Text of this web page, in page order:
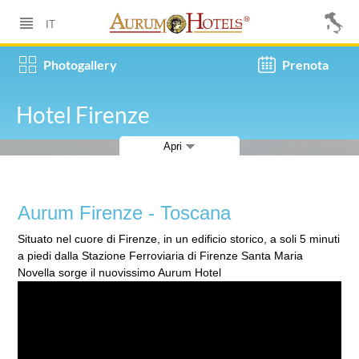
IT
Hotels e Villaggi
Aurum Firenze
Toscana
I servizi
Photogallery
Tropea - Calabria
Photogallery Prenota
Hotel Firenze
Apri
Aurum Firenze - Toscana
Situato nel cuore di Firenze, in un edificio storico, a soli 5 minuti
a piedi dalla Stazione Ferroviaria di Firenze Santa Maria
Novella sorge il nuovissimo Aurum Hotel